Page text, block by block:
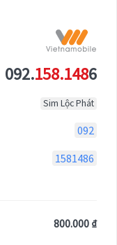
092.158.1486
Sim Lộc Phát
092
1581486
800.000 ₫